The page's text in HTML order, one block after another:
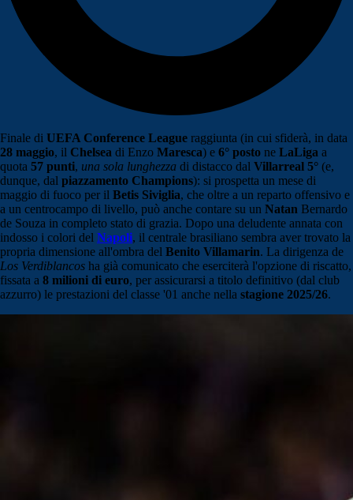
Finale di UEFA Conference League raggiunta (in cui sfiderà, in data
28 maggio, il Chelsea di Enzo Maresca) e 6° posto ne LaLiga a
quota 57 punti, una sola lunghezza di distacco dal Villarreal 5° (e,
dunque, dal piazzamento Champions): si prospetta un mese di
maggio di fuoco per il Betis Siviglia, che oltre a un reparto offensivo e
a un centrocampo di livello, può anche contare su un Natan Bernardo
de Souza in completo stato di grazia. Dopo una deludente annata con
indosso i colori del Napoli, il centrale brasiliano sembra aver trovato la
propria dimensione all'ombra del Benito Villamarin. La dirigenza de
Los Verdiblancos ha già comunicato che eserciterà l'opzione di riscatto,
fissata a 8 milioni di euro, per assicurarsi a titolo definitivo (dal club
azzurro) le prestazioni del classe '01 anche nella stagione 2025/26.